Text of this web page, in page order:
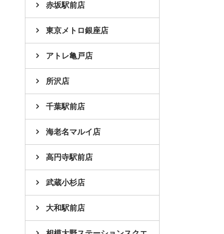
赤坂駅前店
東京メトロ銀座店
アトレ亀戸店
所沢店
千葉駅前店
海老名マルイ店
高円寺駅前店
武蔵小杉店
大和駅前店